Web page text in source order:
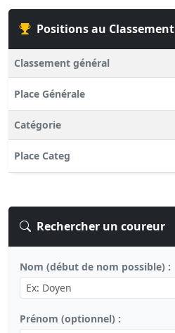
Positions au Classement
Classement général
Place Générale
Catégorie
Place Categ
Rechercher un coureur
Nom (début de nom possible) :
Prénom (optionnel) :